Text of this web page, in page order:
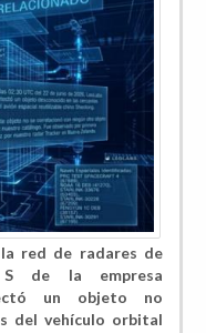
red de radares de
de la empresa
un objeto no
del vehículo orbital